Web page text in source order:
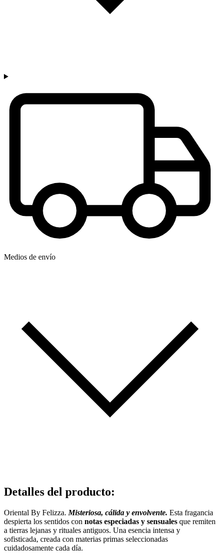
Medios de envío
Detalles del producto:
Oriental By Felizza. Misteriosa, cálida y envolvente. Esta fragancia
despierta los sentidos con notas especiadas y sensuales que remiten
a tierras lejanas y rituales antiguos. Una esencia intensa y
sofisticada, creada con materias primas seleccionadas
cuidadosamente cada día.